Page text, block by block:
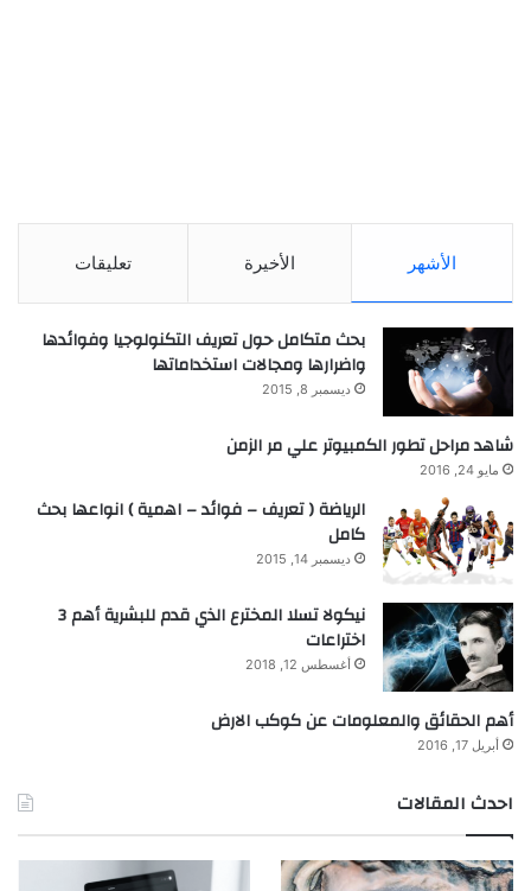
الأشهر الأخيرة تعليقات
بحث متكامل حول تعريف التكنولوجيا وفوائدها
واضرارها ومجالات استخداماتها
ديسمبر 8, 2015
شاهد مراحل تطور الكمبيوتر علي مر الزمن
مايو 24, 2016
الرياضة ( تعريف – فوائد – اهمية ) انواعها بحث
كامل
ديسمبر 14, 2015
نيكولا تسلا المخترع الذي قدم للبشرية أهم 3
اختراعات
أغسطس 12, 2018
أهم الحقائق والمعلومات عن كوكب الارض
أبريل 17, 2016
احدث المقالات